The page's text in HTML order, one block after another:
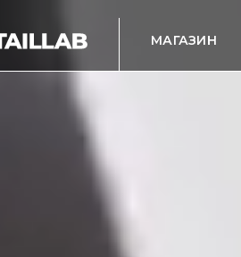
МАГАЗИН